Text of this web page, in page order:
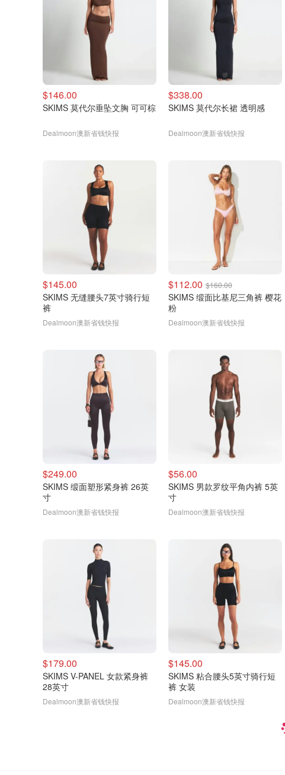
$146.00
SKIMS 莫代尔垂坠文胸 可可棕
Dealmoon澳新省钱快报
$338.00
SKIMS 莫代尔长裙 透明感
Dealmoon澳新省钱快报
$145.00
SKIMS 无缝腰头7英寸骑行短
裤
Dealmoon澳新省钱快报
$112.00 $160.00
SKIMS 缎面比基尼三角裤 樱花
粉
Dealmoon澳新省钱快报
$249.00
SKIMS 缎面塑形紧身裤 26英
寸
Dealmoon澳新省钱快报
$56.00
SKIMS 男款罗纹平角内裤 5英
寸
Dealmoon澳新省钱快报
$179.00
SKIMS V-PANEL 女款紧身裤
28英寸
Dealmoon澳新省钱快报
$145.00
SKIMS 粘合腰头5英寸骑行短
裤 女装
Dealmoon澳新省钱快报